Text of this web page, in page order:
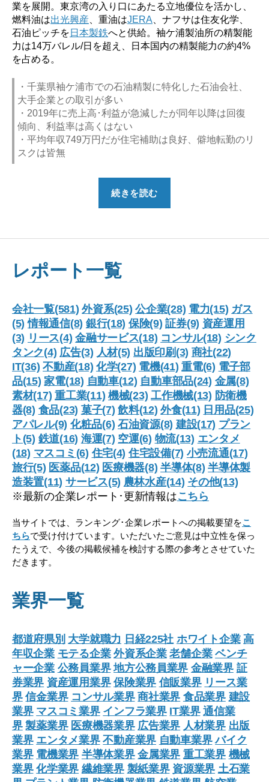
業を展開。東京湾の入り口にあたる立地優位を活かし、
燃料油は出光興産 、重油はJERA 、ナフサは住友化学、
石油ピッチを 日本製鉄へと供給。袖ケ浦製油所の精製能
力は14万バレル/日を超え、日本国内の精製能力の約4%
を占める。
・千葉県袖ケ浦市での石油精製に特化した石油会社、
大手企業との取引が多い
・2019年に売上高･利益が急減したが同年以降は回復
傾向、利益率は高くはない
・平均年収749万円だが住宅補助は良好、僻地転勤のリ
スクは皆無
続きを読む
就
職
偏
差
値･
難
易
度
と
平
均
年
の
企
や
ば
い？】”
レポート一覧
会社一覧(581) 外資系(25) 公企業(28) 電力(15) ガス
(5) 情報通信(8) 銀行(18) 保険(9) 証券(9) 資産運用
(3) リース(4) 金融サービス(18) コンサル(18) シンク
タンク(4) 広告(3) 人材(5) 出版印刷(3) 商社(22)
IT(36) 不動産(18) 化学(27) 電機(41) 重電(6) 電子部
品(15) 家電(18) 自動車(12) 自動車部品(24) 金属(8)
素材(17) 重工業(11) 機械(23) 工作機械(13) 防衛機
器(8) 食品(23) 菓子(7) 飲料(12) 外食(11) 日用品(25)
アパレル(9) 化粧品(6) 石油資源(8) 建設(17) プラン
ト(5) 鉄道(16) 海運(7) 空運(6) 物流(13) エンタメ
(18) マスコミ(6) 住宅(4) 住宅設備(7) 小売流通(17)
旅行(5) 医薬品(12) 医療機器(8) 半導体(8) 半導体製
造装置(11) サービス(5) 農林水産(14) その他(13)
※最新の企業レポート･更新情報はこちら
当サイトでは、ランキング･企業レポートへの掲載要望をこ
ちらで受け付けています。いただいたご意見は中立性を保っ
たうえで、今後の掲載候補を検討する際の参考とさせていた
だきます。
業界一覧
都道府県別 大学就職力 日経225社 ホワイト企業 高
年収企業 モテる企業 外資系企業 老舗企業 ベンチ
ャー企業 公務員業界 地方公務員業界 金融業界 証
券業界 資産運用業界 保険業界 信販業界 リース業
界 信金業界 コンサル業界 商社業界 食品業界 建設
業界 マスコミ業界 インフラ業界 IT業界 通信業
界 製薬業界 医療機器業界 広告業界 人材業界 出版
業界 エンタメ業界 不動産業界 自動車業界 バイク
業界 電機業界 半導体業界 金属業界 重工業界 機械
業界 化学業界 繊維業界 製紙業界 資源業界 土石業